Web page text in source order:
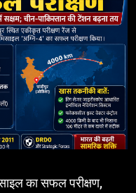
का सफल परीक्षण,